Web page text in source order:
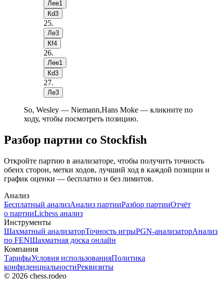
Лee1
Кd3
25.
Лe3
Кf4
26.
Лee1
Кd3
27.
Лe3
So, Wesley — Niemann,Hans Moke — кликните по
ходу, чтобы посмотреть позицию.
Разбор партии со Stockfish
Откройте партию в анализаторе, чтобы получить точность
обеих сторон, метки ходов, лучший ход в каждой позиции и
график оценки — бесплатно и без лимитов.
Анализ
Бесплатный анализАнализ партииРазбор партииОтчёт
о партииLichess анализ
Инструменты
Шахматный анализаторТочность игрыPGN-анализаторАнализ
по FENШахматная доска онлайн
Компания
ТарифыУсловия использованияПолитика
конфиденциальностиРеквизиты
© 2026 chess.rodeo